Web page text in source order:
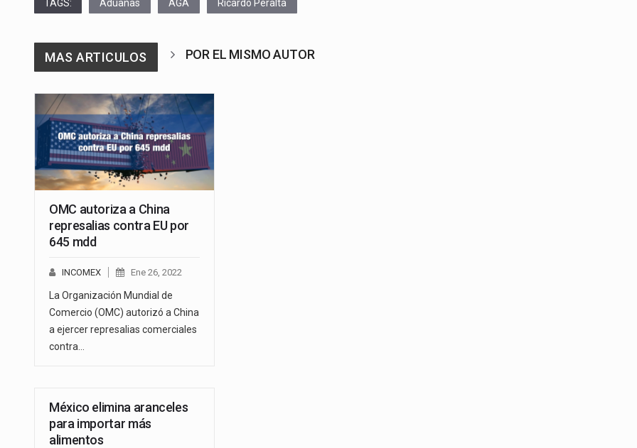
TAGS: Aduanas AGA Ricardo Peralta
MAS ARTICULOS POR EL MISMO AUTOR
OMC autoriza a China
represalias contra EU por
645 mdd
INCOMEX Ene 26, 2022
La Organización Mundial de
Comercio (OMC) autorizó a China
a ejercer represalias comerciales
contra…
México elimina aranceles
para importar más
alimentos